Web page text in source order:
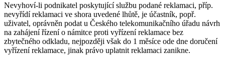
Nevyhoví-li podnikatel poskytující službu podané reklamaci, příp.
nevyřídí reklamaci ve shora uvedené lhůtě, je účastník, popř.
uživatel, oprávněn podat u Českého telekomunikačního úřadu návrh
na zahájení řízení o námitce proti vyřízení reklamace bez
zbytečného odkladu, nejpozději však do 1 měsíce ode dne doručení
vyřízení reklamace, jinak právo uplatnit reklamaci zanikne.